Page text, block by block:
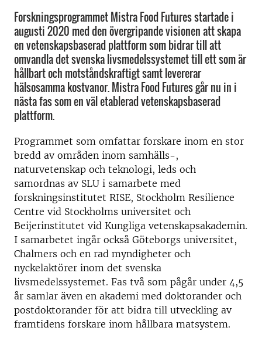
Forskningsprogrammet Mistra Food Futures startade i
augusti 2020 med den övergripande visionen att skapa
en vetenskapsbaserad plattform som bidrar till att
omvandla det svenska livsmedelssystemet till ett som är
hållbart och motståndskraftigt samt levererar
hälsosamma kostvanor. Mistra Food Futures går nu in i
nästa fas som en väl etablerad vetenskapsbaserad
plattform.
Programmet som omfattar forskare inom en stor
bredd av områden inom samhälls-,
naturvetenskap och teknologi, leds och
samordnas av SLU i samarbete med
forskningsinstitutet RISE, Stockholm Resilience
Centre vid Stockholms universitet och
Beijerinstitutet vid Kungliga vetenskapsakademin.
I samarbetet ingår också Göteborgs universitet,
Chalmers och en rad myndigheter och
nyckelaktörer inom det svenska
livsmedelssystemet. Fas två som pågår under 4,5
år samlar även en akademi med doktorander och
postdoktorander för att bidra till utveckling av
framtidens forskare inom hållbara matsystem.